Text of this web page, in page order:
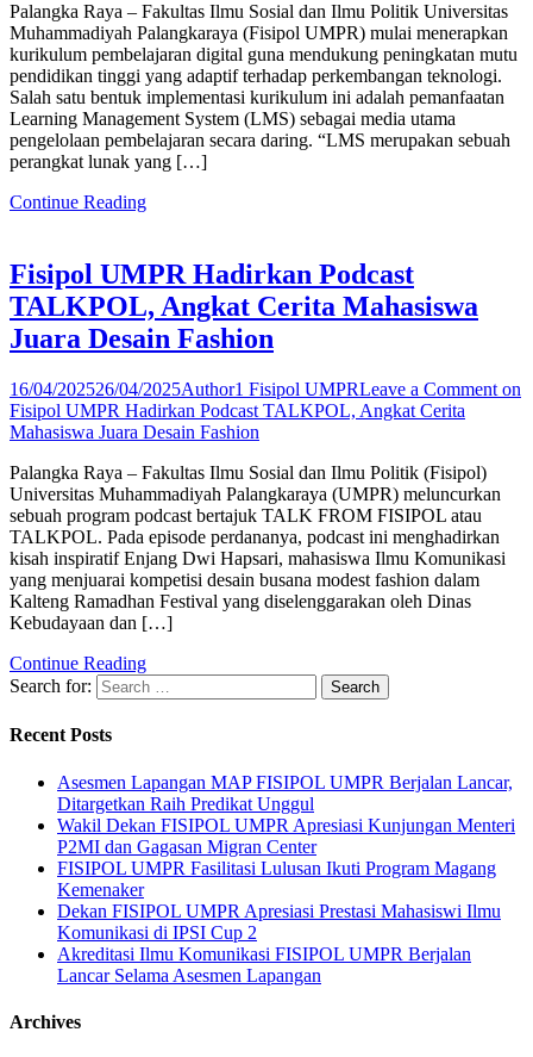
Palangka Raya – Fakultas Ilmu Sosial dan Ilmu Politik Universitas
Muhammadiyah Palangkaraya (Fisipol UMPR) mulai menerapkan
kurikulum pembelajaran digital guna mendukung peningkatan mutu
pendidikan tinggi yang adaptif terhadap perkembangan teknologi.
Salah satu bentuk implementasi kurikulum ini adalah pemanfaatan
Learning Management System (LMS) sebagai media utama
pengelolaan pembelajaran secara daring. “LMS merupakan sebuah
perangkat lunak yang […]
Continue Reading
Fisipol UMPR Hadirkan Podcast
TALKPOL, Angkat Cerita Mahasiswa
Juara Desain Fashion
16/04/202526/04/2025Author1 Fisipol UMPRLeave a Comment on
Fisipol UMPR Hadirkan Podcast TALKPOL, Angkat Cerita
Mahasiswa Juara Desain Fashion
Palangka Raya – Fakultas Ilmu Sosial dan Ilmu Politik (Fisipol)
Universitas Muhammadiyah Palangkaraya (UMPR) meluncurkan
sebuah program podcast bertajuk TALK FROM FISIPOL atau
TALKPOL. Pada episode perdananya, podcast ini menghadirkan
kisah inspiratif Enjang Dwi Hapsari, mahasiswa Ilmu Komunikasi
yang menjuarai kompetisi desain busana modest fashion dalam
Kalteng Ramadhan Festival yang diselenggarakan oleh Dinas
Kebudayaan dan […]
Continue Reading
Search for:
Recent Posts
Asesmen Lapangan MAP FISIPOL UMPR Berjalan Lancar,
Ditargetkan Raih Predikat Unggul
Wakil Dekan FISIPOL UMPR Apresiasi Kunjungan Menteri
P2MI dan Gagasan Migran Center
FISIPOL UMPR Fasilitasi Lulusan Ikuti Program Magang
Kemenaker
Dekan FISIPOL UMPR Apresiasi Prestasi Mahasiswi Ilmu
Komunikasi di IPSI Cup 2
Akreditasi Ilmu Komunikasi FISIPOL UMPR Berjalan
Lancar Selama Asesmen Lapangan
Archives